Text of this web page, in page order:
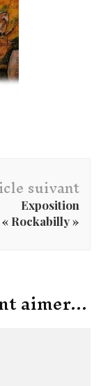
suivant
Exposition
« Rockabilly »
aimer...